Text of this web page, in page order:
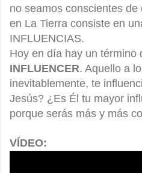
no seamos conscientes
en La Tierra consiste en
INFLUENCIAS.
Hoy en día hay un término
INFLUENCER. Aquello a
inevitablemente, te
Jesús? ¿Es Él tu mayor
porque serás más y más
VÍDEO: